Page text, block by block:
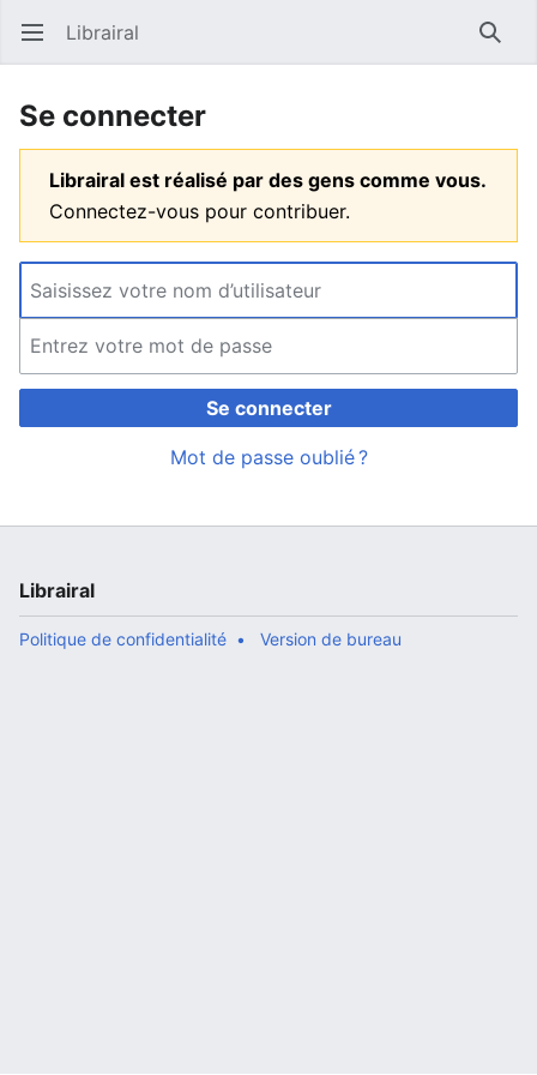
Ouvrir le menu principal Librairal
Se connecter
Librairal est réalisé par des gens comme vous.
Connectez-vous pour contribuer.
Se connecter
Mot de passe oublié ?
Librairal
Politique de confidentialité Version de bureau